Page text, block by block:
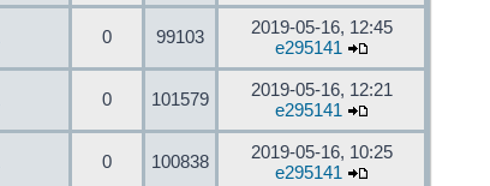
0 99103
2019-05-16, 12:45
e295141
0 101579
2019-05-16, 12:21
e295141
0 100838
2019-05-16, 10:25
e295141